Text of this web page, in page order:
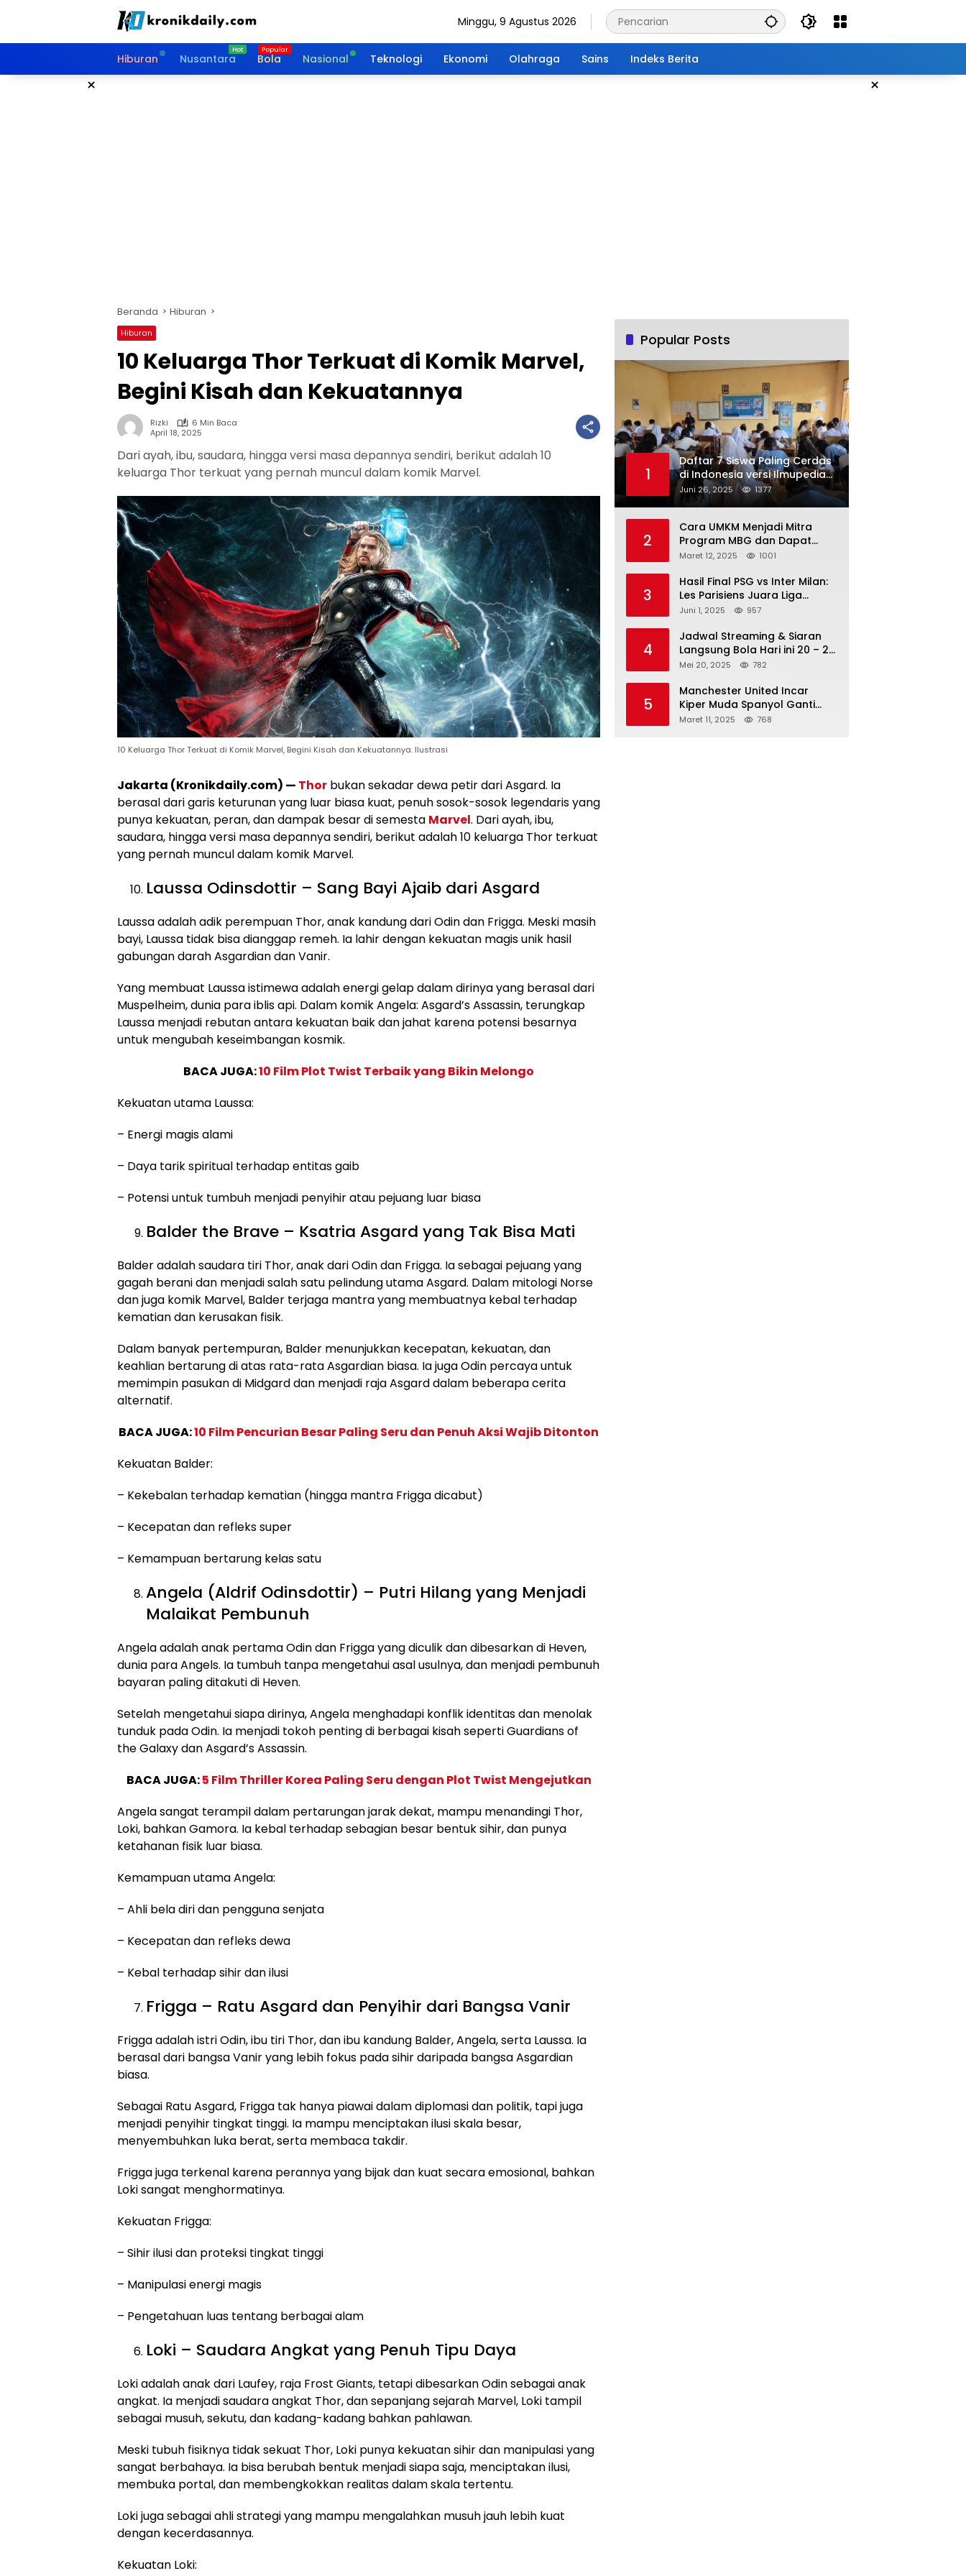
Minggu, 9 Agustus 2026
Hiburan Nusantara Bola Nasional Teknologi Ekonomi Olahraga Sains Indeks Berita
× ×
Beranda Hiburan
Hiburan
10 Keluarga Thor Terkuat di Komik Marvel,
Begini Kisah dan Kekuatannya
Rizki
6 Min Baca
April 18, 2025
Dari ayah, ibu, saudara, hingga versi masa depannya sendiri, berikut adalah 10
keluarga Thor terkuat yang pernah muncul dalam komik Marvel.
10 Keluarga Thor Terkuat di Komik Marvel, Begini Kisah dan Kekuatannya. Ilustrasi
Jakarta (Kronikdaily.com) — Thor bukan sekadar dewa petir dari Asgard. Ia
berasal dari garis keturunan yang luar biasa kuat, penuh sosok-sosok legendaris yang
punya kekuatan, peran, dan dampak besar di semesta Marvel. Dari ayah, ibu,
saudara, hingga versi masa depannya sendiri, berikut adalah 10 keluarga Thor terkuat
yang pernah muncul dalam komik Marvel.
Laussa Odinsdottir – Sang Bayi Ajaib dari Asgard
Laussa adalah adik perempuan Thor, anak kandung dari Odin dan Frigga. Meski masih
bayi, Laussa tidak bisa dianggap remeh. Ia lahir dengan kekuatan magis unik hasil
gabungan darah Asgardian dan Vanir.
Yang membuat Laussa istimewa adalah energi gelap dalam dirinya yang berasal dari
Muspelheim, dunia para iblis api. Dalam komik Angela: Asgard’s Assassin, terungkap
Laussa menjadi rebutan antara kekuatan baik dan jahat karena potensi besarnya
untuk mengubah keseimbangan kosmik.
BACA JUGA:10 Film Plot Twist Terbaik yang Bikin Melongo
Kekuatan utama Laussa:
– Energi magis alami
– Daya tarik spiritual terhadap entitas gaib
– Potensi untuk tumbuh menjadi penyihir atau pejuang luar biasa
Balder the Brave – Ksatria Asgard yang Tak Bisa Mati
Balder adalah saudara tiri Thor, anak dari Odin dan Frigga. Ia sebagai pejuang yang
gagah berani dan menjadi salah satu pelindung utama Asgard. Dalam mitologi Norse
dan juga komik Marvel, Balder terjaga mantra yang membuatnya kebal terhadap
kematian dan kerusakan fisik.
Dalam banyak pertempuran, Balder menunjukkan kecepatan, kekuatan, dan
keahlian bertarung di atas rata-rata Asgardian biasa. Ia juga Odin percaya untuk
memimpin pasukan di Midgard dan menjadi raja Asgard dalam beberapa cerita
alternatif.
BACA JUGA:10 Film Pencurian Besar Paling Seru dan Penuh Aksi Wajib Ditonton
Kekuatan Balder:
– Kekebalan terhadap kematian (hingga mantra Frigga dicabut)
– Kecepatan dan refleks super
– Kemampuan bertarung kelas satu
Angela (Aldrif Odinsdottir) – Putri Hilang yang Menjadi
Malaikat Pembunuh
Angela adalah anak pertama Odin dan Frigga yang diculik dan dibesarkan di Heven,
dunia para Angels. Ia tumbuh tanpa mengetahui asal usulnya, dan menjadi pembunuh
bayaran paling ditakuti di Heven.
Setelah mengetahui siapa dirinya, Angela menghadapi konflik identitas dan menolak
tunduk pada Odin. Ia menjadi tokoh penting di berbagai kisah seperti Guardians of
the Galaxy dan Asgard’s Assassin.
BACA JUGA:5 Film Thriller Korea Paling Seru dengan Plot Twist Mengejutkan
Angela sangat terampil dalam pertarungan jarak dekat, mampu menandingi Thor,
Loki, bahkan Gamora. Ia kebal terhadap sebagian besar bentuk sihir, dan punya
ketahanan fisik luar biasa.
Kemampuan utama Angela:
– Ahli bela diri dan pengguna senjata
– Kecepatan dan refleks dewa
– Kebal terhadap sihir dan ilusi
Frigga – Ratu Asgard dan Penyihir dari Bangsa Vanir
Frigga adalah istri Odin, ibu tiri Thor, dan ibu kandung Balder, Angela, serta Laussa. Ia
berasal dari bangsa Vanir yang lebih fokus pada sihir daripada bangsa Asgardian
biasa.
Sebagai Ratu Asgard, Frigga tak hanya piawai dalam diplomasi dan politik, tapi juga
menjadi penyihir tingkat tinggi. Ia mampu menciptakan ilusi skala besar,
menyembuhkan luka berat, serta membaca takdir.
Frigga juga terkenal karena perannya yang bijak dan kuat secara emosional, bahkan
Loki sangat menghormatinya.
Kekuatan Frigga:
– Sihir ilusi dan proteksi tingkat tinggi
– Manipulasi energi magis
– Pengetahuan luas tentang berbagai alam
Loki – Saudara Angkat yang Penuh Tipu Daya
Loki adalah anak dari Laufey, raja Frost Giants, tetapi dibesarkan Odin sebagai anak
angkat. Ia menjadi saudara angkat Thor, dan sepanjang sejarah Marvel, Loki tampil
sebagai musuh, sekutu, dan kadang-kadang bahkan pahlawan.
Meski tubuh fisiknya tidak sekuat Thor, Loki punya kekuatan sihir dan manipulasi yang
sangat berbahaya. Ia bisa berubah bentuk menjadi siapa saja, menciptakan ilusi,
membuka portal, dan membengkokkan realitas dalam skala tertentu.
Loki juga sebagai ahli strategi yang mampu mengalahkan musuh jauh lebih kuat
dengan kecerdasannya.
Kekuatan Loki:
Popular Posts
1
Daftar 7 Siswa Paling Cerdas
di Indonesia versi Ilmupedia
Tryout UTBK 2025
Juni 26, 2025 1377
2
Cara UMKM Menjadi Mitra
Program MBG dan Dapat
Modal Hingga Rp500 Juta
Maret 12, 2025 1001
3
Hasil Final PSG vs Inter Milan:
Les Parisiens Juara Liga
Champions 2025 usai Bantai il
Juni 1, 2025 957
4
Jadwal Streaming & Siaran
Langsung Bola Hari ini 20 – 21
Mei 2025: Manchester City vs
Mei 20, 2025 782
5
Manchester United Incar
Kiper Muda Spanyol Ganti
Andre Onana
Maret 11, 2025 768